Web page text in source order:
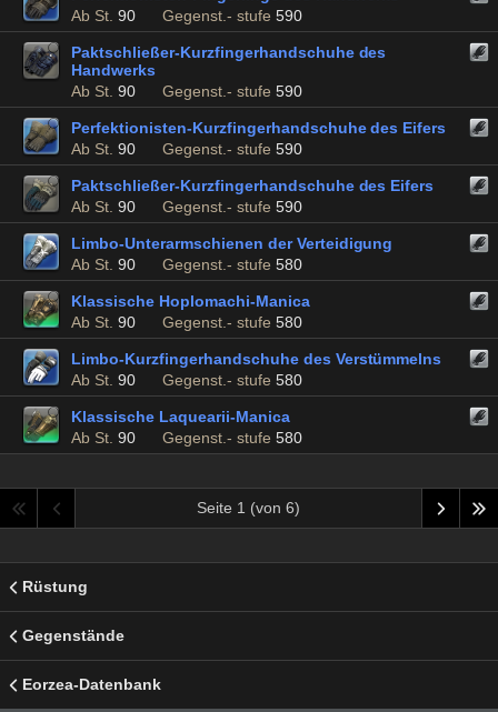
Ab St. 90 Gegenst.- stufe 590
Paktschließer-Kurzfingerhandschuhe des
Handwerks
Ab St. 90 Gegenst.- stufe 590
Perfektionisten-Kurzfingerhandschuhe des Eifers
Ab St. 90 Gegenst.- stufe 590
Paktschließer-Kurzfingerhandschuhe des Eifers
Ab St. 90 Gegenst.- stufe 590
Limbo-Unterarmschienen der Verteidigung
Ab St. 90 Gegenst.- stufe 580
Klassische Hoplomachi-Manica
Ab St. 90 Gegenst.- stufe 580
Limbo-Kurzfingerhandschuhe des Verstümmelns
Ab St. 90 Gegenst.- stufe 580
Klassische Laquearii-Manica
Ab St. 90 Gegenst.- stufe 580
Seite 1 (von 6)
Rüstung
Gegenstände
Eorzea-Datenbank